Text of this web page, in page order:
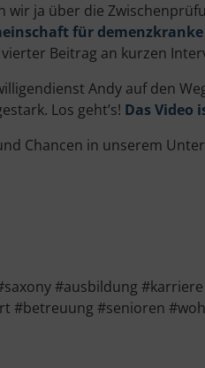
wir ja über die
für demenzkranke
Beitrag an kurzen
Andy auf den
Los geht’s! Das Video
Chancen in unserem
#ausbildung
#betreuung #senioren